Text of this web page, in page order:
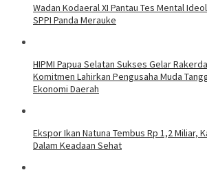
Wadan Kodaeral XI Pantau Tes Mental
SPPI Panda Merauke
HIPMI Papua Selatan Sukses Gelar
Komitmen Lahirkan Pengusaha Muda
Ekonomi Daerah
Ekspor Ikan Natuna Tembus Rp 1,2 Miliar,
Dalam Keadaan Sehat